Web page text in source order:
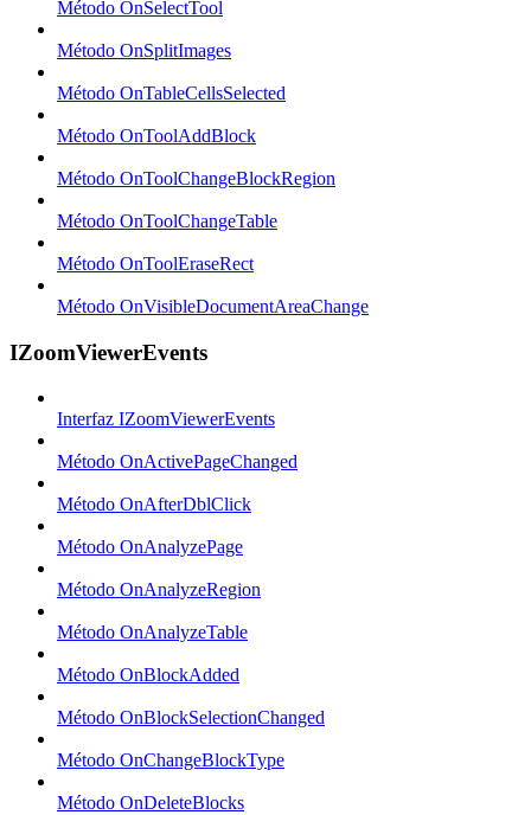
Método OnSelectTool
Método OnSplitImages
Método OnTableCellsSelected
Método OnToolAddBlock
Método OnToolChangeBlockRegion
Método OnToolChangeTable
Método OnToolEraseRect
Método OnVisibleDocumentAreaChange
IZoomViewerEvents
Interfaz IZoomViewerEvents
Método OnActivePageChanged
Método OnAfterDblClick
Método OnAnalyzePage
Método OnAnalyzeRegion
Método OnAnalyzeTable
Método OnBlockAdded
Método OnBlockSelectionChanged
Método OnChangeBlockType
Método OnDeleteBlocks